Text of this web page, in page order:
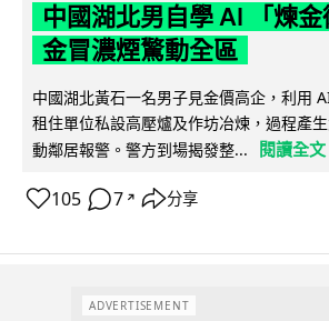
中國湖北男自學 AI 「煉
金冒濃煙驚動全區
中國湖北黃石一名男子見金價高企，利用
租住單位私設高壓爐及作坊冶煉，過程產
動鄰居報警。警方到場揭發整...
閱讀全文
105 7 ↗ 分享
ADVERTISEMENT